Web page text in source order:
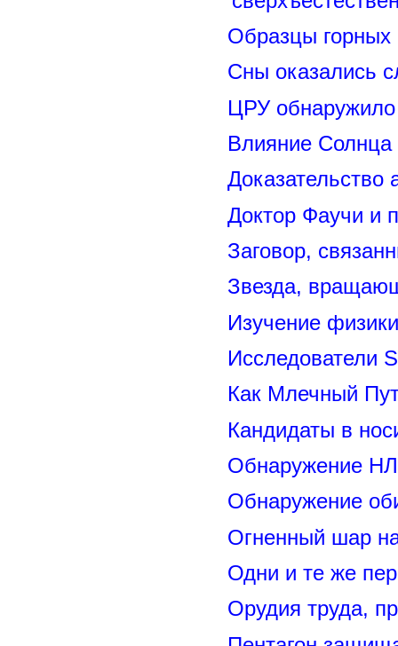
Образцы горных
Сны оказались
ЦРУ обнаружило
Влияние
Доказательство
Доктор Фаучи и
Заговор,
Звезда,
Изучение
Исследователи
Как Млечный
Кандидаты в
Обнаружение
Обнаружение
Огненный шар
Одни и те же
Орудия труда,